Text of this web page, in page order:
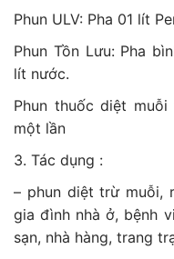
Phun ULV: Pha 01 lít
Phun Tồn Lưu: Pha
lít nước.
Phun thuốc diệt
một lần
3. Tác dụng :
– phun diệt trừ muỗi,
gia đình nhà ở, bệnh
sạn, nhà hàng, trang